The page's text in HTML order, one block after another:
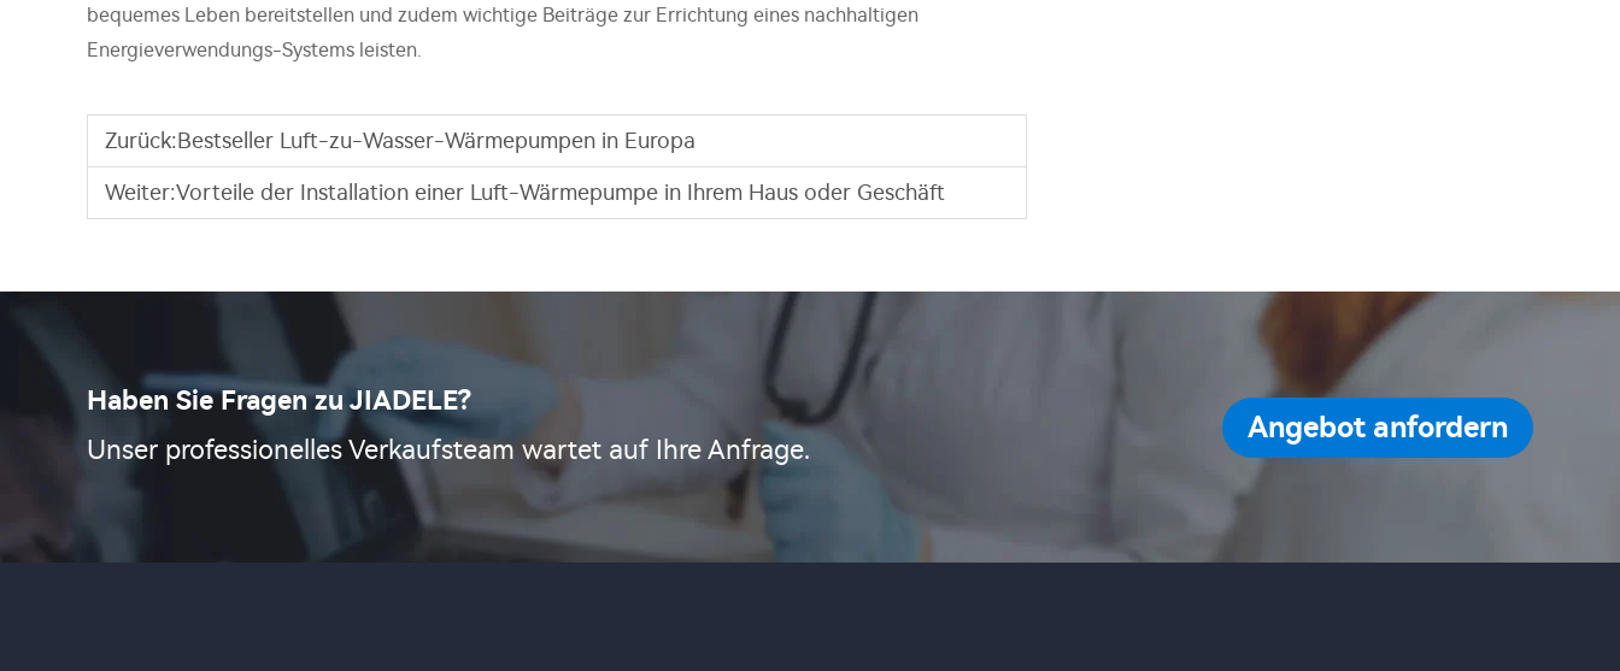
bequemes Leben bereitstellen und zudem wichtige Beiträge zur Errichtung eines nachhaltigen
Energieverwendungs-Systems leisten.
Zurück:Bestseller Luft-zu-Wasser-Wärmepumpen in Europa
Weiter:Vorteile der Installation einer Luft-Wärmepumpe in Ihrem Haus oder Geschäft
Haben Sie Fragen zu JIADELE?
Unser professionelles Verkaufsteam wartet auf Ihre Anfrage.
Angebot anfordern